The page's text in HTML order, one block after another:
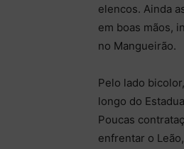
elencos. Ainda
em boas mãos,
no Mangueirão.
Pelo lado
longo do
Poucas
enfrentar o